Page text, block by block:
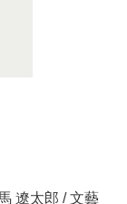
遼太郎 / 文藝